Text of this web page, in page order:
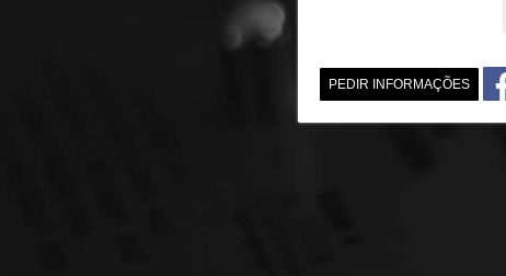
PEDIR INFORMAÇÕES